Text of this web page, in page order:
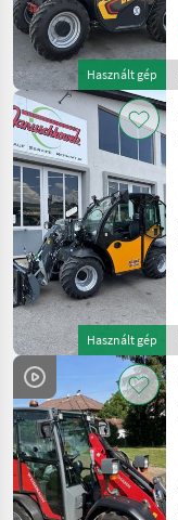
Használt gép
Használt gép